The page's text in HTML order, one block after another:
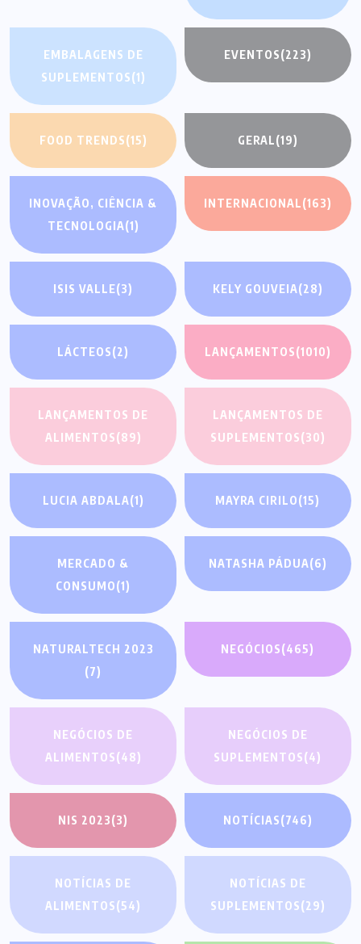
EMBALAGENS DE
SUPLEMENTOS(1)
EVENTOS(223)
FOOD TRENDS(15) GERAL(19)
INOVAÇÃO, CIÊNCIA &
TECNOLOGIA(1)
INTERNACIONAL(163)
ISIS VALLE(3) KELY GOUVEIA(28)
LÁCTEOS(2) LANÇAMENTOS(1010)
LANÇAMENTOS DE
ALIMENTOS(89)
LANÇAMENTOS DE
SUPLEMENTOS(30)
LUCIA ABDALA(1) MAYRA CIRILO(15)
MERCADO &
CONSUMO(1)
NATASHA PÁDUA(6)
NATURALTECH 2023
(7)
NEGÓCIOS(465)
NEGÓCIOS DE
ALIMENTOS(48)
NEGÓCIOS DE
SUPLEMENTOS(4)
NIS 2023(3) NOTÍCIAS(746)
NOTÍCIAS DE
ALIMENTOS(54)
NOTÍCIAS DE
SUPLEMENTOS(29)